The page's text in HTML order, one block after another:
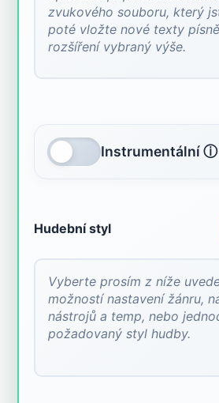
Instrumentální ⓘ
Hudební styl